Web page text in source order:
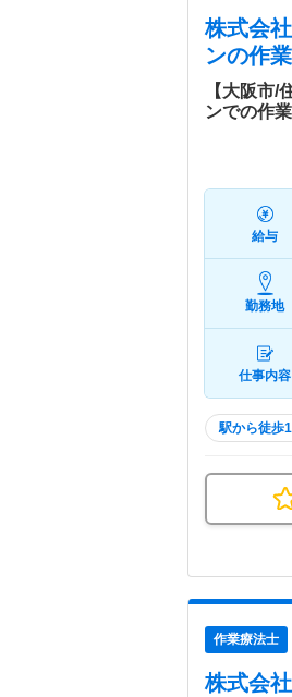
株式会
ンの作
【大阪市/
ンでの作
給与
勤務地
仕事内容
駅から徒歩
作業療法士
株式会